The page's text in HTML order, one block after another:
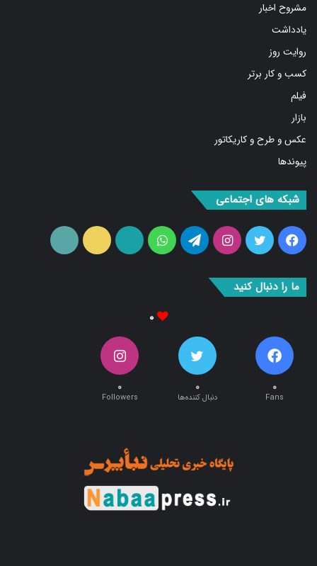
مشروح اخبار
یادداشت
روایت روز
کسب و کار برتر
فیلم
بازار
عکس و طرح و کاریکاتور
پیوندها
شبکه های اجتماعی
فیس
توییتر اینستاگرامتلگرام واتس
آپارات ایتا
ما را دنبال کنید
۰
۰
Fans
۰
دنبال کننده‌ها
۰
Followers